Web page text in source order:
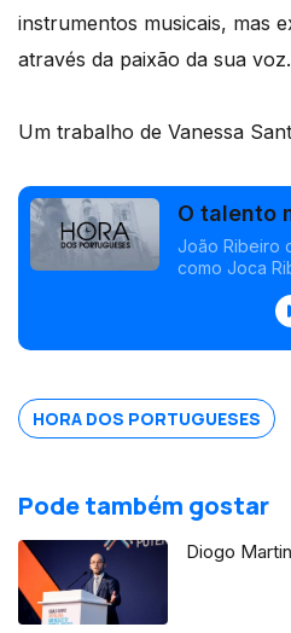
instrumentos musicais, mas
através da paixão da sua voz.
Um trabalho de Vanessa
O talento
Ribas na
João Ribeiro
como Joca
Guimarães,
encontrou
paixão,
Em Agosto
no dia do seu
HORA DOS PORTUGUESES
Pode também gostar
Diogo